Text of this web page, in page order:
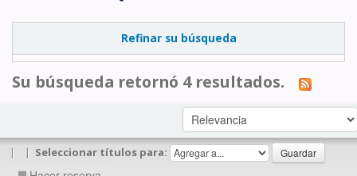
Refinar su búsqueda
Su búsqueda retornó 4 resultados.
| | Seleccionar títulos para: